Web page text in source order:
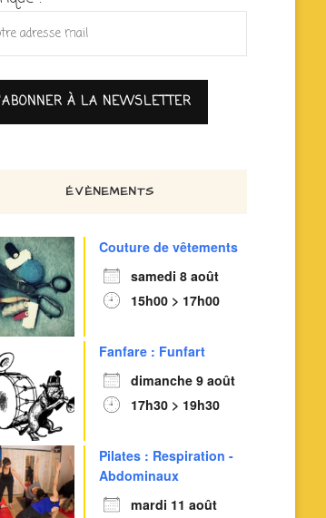
Outlook Live
ÉVÈNEMENTS
Couture de vêtements
samedi 8 août
15h00 > 17h00
Fanfare : Funfart
dimanche 9 août
17h30 > 19h30
Pilates : Respiration -
Abdominaux
mardi 11 août